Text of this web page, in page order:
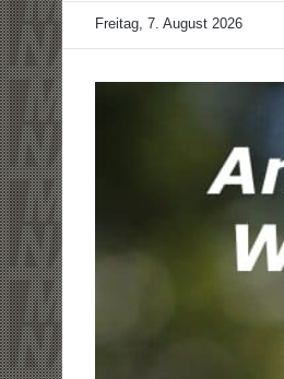
Freitag, 7. August 2026